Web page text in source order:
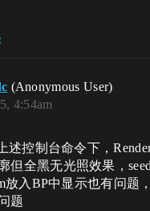
(Anonymous User)
4:54am
述控制台命令下，
但全黑无光照效果，
放入BP中显示也有问题
题